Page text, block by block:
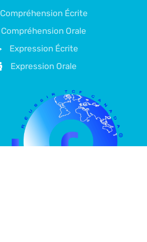
Compréhension Écrite
Compréhension Orale
Expression Écrite
Expression Orale